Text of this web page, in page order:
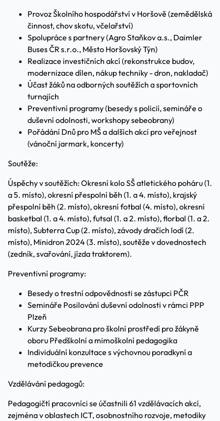
Provoz Školního hospodářství v Horšově (zemědělská
činnost, chov skotu, včelařství)
Spolupráce s partnery (Agro Staňkov a.s., Daimler
Buses ČR s.r.o., Město Horšovský Týn)
Realizace investičních akcí (rekonstrukce budov,
modernizace dílen, nákup techniky - dron, nakladač)
Účast žáků na odborných soutěžích a sportovních
turnajích
Preventivní programy (besedy s policií, semináře o
duševní odolnosti, workshopy sebeobrany)
Pořádání Dnů pro MŠ a dalších akcí pro veřejnost
(vánoční jarmark, koncerty)
Soutěže:
Úspěchy v soutěžích: Okresní kolo SŠ atletického poháru (1.
a 5. místo), okresní přespolní běh (1. a 4. místo), krajský
přespolní běh (2. místo), okresní fotbal (4. místo), okresní
basketbal (1. a 4. místo), futsal (1. a 2. místo), florbal (1. a 2.
místo), Subterra Cup (2. místo), závody dračích lodí (2.
místo), Minidron 2024 (3. místo), soutěže v dovednostech
(zedník, svařování, jízda traktorem).
Preventivní programy:
Besedy o trestní odpovědnosti se zástupci PČR
Semináře Posilování duševní odolnosti v rámci PPP
Plzeň
Kurzy Sebeobrana pro školní prostředí pro žákyně
oboru Předškolní a mimoškolní pedagogika
Individuální konzultace s výchovnou poradkyní a
metodičkou prevence
Vzdělávání pedagogů:
Pedagogičtí pracovníci se účastnili 61 vzdělávacích akcí,
zejména v oblastech ICT, osobnostního rozvoje, metodiky